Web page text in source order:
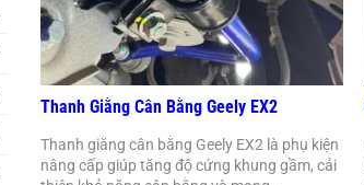
Thanh Giằng Cân Bằng Geely EX2
Thanh giằng cân bằng Geely EX2 là phụ kiện
nâng cấp giúp tăng độ cứng khung gầm, cải